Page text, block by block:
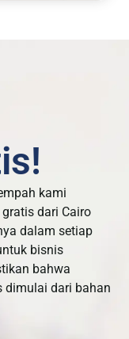
kami
dari Cairo
dalam setiap
bisnis
bahwa
dimulai dari bahan